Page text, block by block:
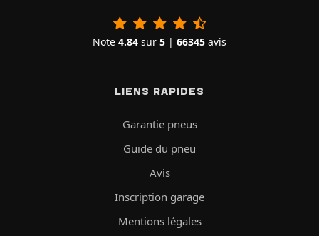
Note 4.84 sur 5 | 66345 avis
LIENS RAPIDES
Garantie pneus
Guide du pneu
Avis
Inscription garage
Mentions légales